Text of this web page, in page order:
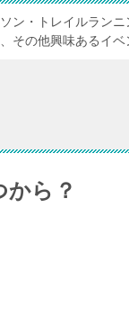
ン・トレイルラン
その他興味あるイ
ら？